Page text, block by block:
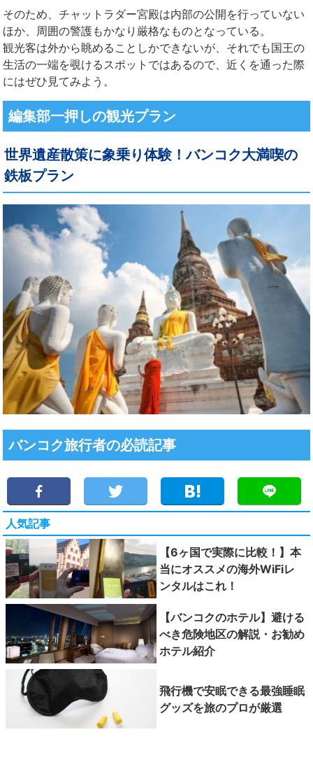
そのため、チャットラダー宮殿は内部の公開を行っていない
ほか、周囲の警護もかなり厳格なものとなっている。
観光客は外から眺めることしかできないが、それでも国王の
生活の一端を覗けるスポットではあるので、近くを通った際
にはぜひ見てみよう。
編集部一押しの観光プラン
世界遺産散策に象乗り体験！バンコク大満喫の
鉄板プラン
バンコク旅行者の必読記事
人気記事
【6ヶ国で実際に比較！】本
当にオススメの海外WiFiレ
ンタルはこれ！
【バンコクのホテル】避ける
べき危険地区の解説・お勧め
ホテル紹介
飛行機で安眠できる最強睡眠
グッズを旅のプロが厳選